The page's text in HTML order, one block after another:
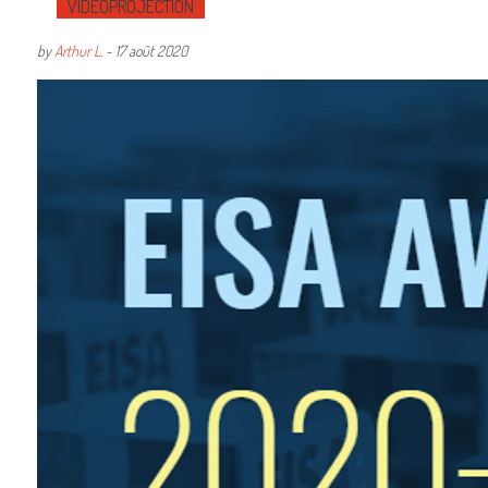
VIDÉOPROJECTION
byArthur L. - 17 août 2020